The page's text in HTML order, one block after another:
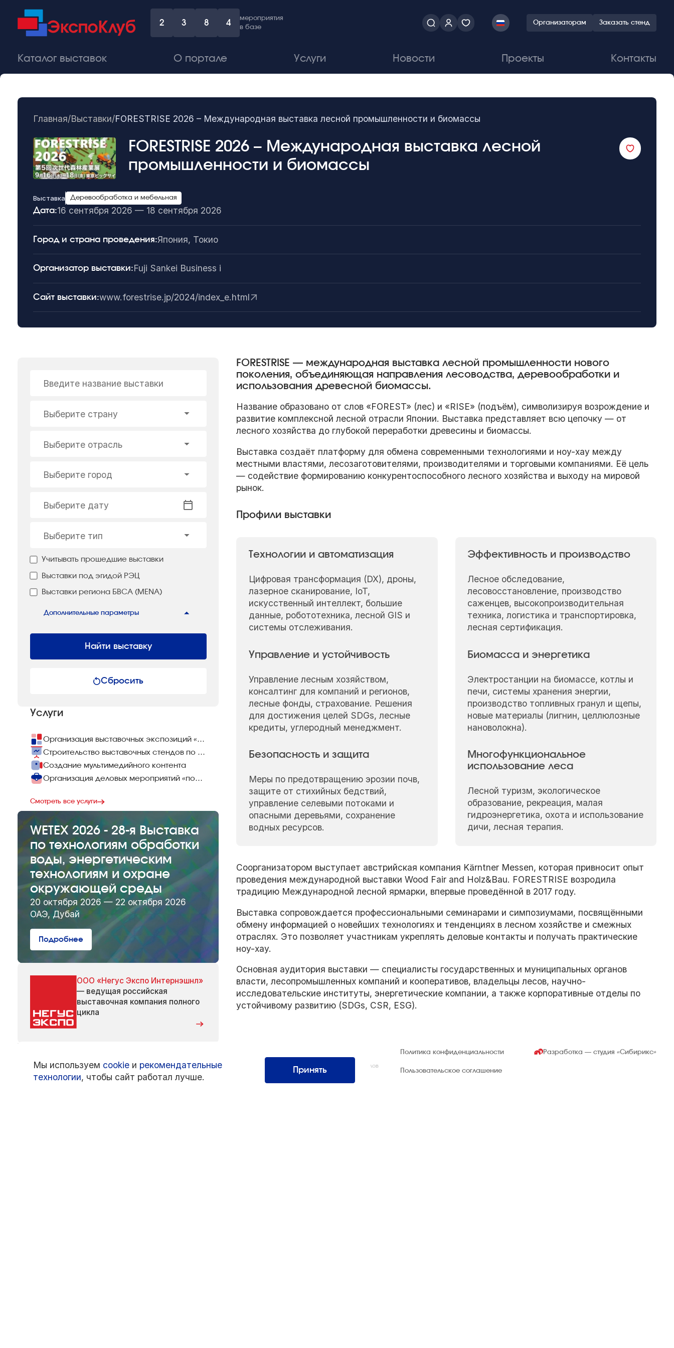
2 3 8 4
мероприятия
в базе
Организаторам Заказать стенд
Каталог выставок О портале Услуги Новости Проекты Контакты
Главная/Выставки/FORESTRISE 2026 – Международная выставка лесной промышленности и биомассы
FORESTRISE 2026 – Международная выставка лесной
промышленности и биомассы
Выставка Деревообработка и мебельная
Дата:16 сентября 2026 — 18 сентября 2026
Город и страна проведения:Япония, Токио
Организатор выставки:Fuji Sankei Business i
Сайт выставки:www.forestrise.jp/2024/index_e.html
Введите название выставки
Выберите страну
Выберите отрасль
Выберите город
Выберите дату
Выберите тип
Учитывать прошедшие выставки
Выставки под эгидой РЭЦ
Выставки региона БВСА (MENA)
Дополнительные параметры
Найти выставку
Сбросить
Услуги
Организация выставочных экспозиций «под ключ»
Строительство выставочных стендов по всему миру
Создание мультимедийного контента
Организация деловых мероприятий «под ключ»
Смотреть все услуги
WETEX 2026 - 28-я Выставка
по технологиям обработки
воды, энергетическим
технологиям и охране
окружающей среды
20 октября 2026 — 22 октября 2026
ОАЭ, Дубай
Подробнее
ООО «Негус Экспо Интернэшнл»
— ведущая российская
выставочная компания полного
цикла
FORESTRISE — международная выставка лесной промышленности нового
поколения, объединяющая направления лесоводства, деревообработки и
использования древесной биомассы.
Название образовано от слов «FOREST» (лес) и «RISE» (подъём), символизируя возрождение и
развитие комплексной лесной отрасли Японии. Выставка представляет всю цепочку — от
лесного хозяйства до глубокой переработки древесины и биомассы.
Выставка создаёт платформу для обмена современными технологиями и ноу-хау между
местными властями, лесозаготовителями, производителями и торговыми компаниями. Её цель
— содействие формированию конкурентоспособного лесного хозяйства и выходу на мировой
рынок.
Профили выставки
Технологии и автоматизация
Цифровая трансформация (DX), дроны,
лазерное сканирование, IoT,
искусственный интеллект, большие
данные, робототехника, лесной GIS и
системы отслеживания.
Управление и устойчивость
Управление лесным хозяйством,
консалтинг для компаний и регионов,
лесные фонды, страхование. Решения
для достижения целей SDGs, лесные
кредиты, углеродный менеджмент.
Безопасность и защита
Меры по предотвращению эрозии почв,
защите от стихийных бедствий,
управление селевыми потоками и
опасными деревьями, сохранение
водных ресурсов.
Эффективность и производство
Лесное обследование,
лесовосстановление, производство
саженцев, высокопроизводительная
техника, логистика и транспортировка,
лесная сертификация.
Биомасса и энергетика
Электростанции на биомассе, котлы и
печи, системы хранения энергии,
производство топливных гранул и щепы,
новые материалы (лигнин, целлюлозные
нановолокна).
Многофункциональное
использование леса
Лесной туризм, экологическое
образование, рекреация, малая
гидроэнергетика, охота и использование
дичи, лесная терапия.
Соорганизатором выступает австрийская компания Kärntner Messen, которая привносит опыт
проведения международной выставки Wood Fair and Holz&Bau. FORESTRISE возродила
традицию Международной лесной ярмарки, впервые проведённой в 2017 году.
Выставка сопровождается профессиональными семинарами и симпозиумами, посвящёнными
обмену информацией о новейших технологиях и тенденциях в лесном хозяйстве и смежных
отраслях. Это позволяет участникам укреплять деловые контакты и получать практические
ноу-хау.
Основная аудитория выставки — специалисты государственных и муниципальных органов
власти, лесопромышленных компаний и кооперативов, владельцы лесов, научно-
исследовательские институты, энергетические компании, а также корпоративные отделы по
устойчивому развитию (SDGs, CSR, ESG).
Интернэшнл»
Все права защищены. Использование материалов
возможно только со ссылкой на источник.
Политика конфиденциальности
Пользовательское соглашение
Разработка — студия«Сибирикс»
Мы используем cookie и рекомендательные
технологии, чтобы сайт работал лучше.
Принять